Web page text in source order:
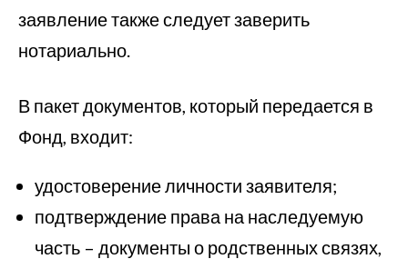
заявление также следует заверить
нотариально.
В пакет документов, который передается в
Фонд, входит:
удостоверение личности заявителя;
подтверждение права на наследуемую
часть – документы о родственных связях,